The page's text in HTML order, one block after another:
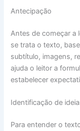
Antecipação
Antes de começar a
se trata o texto,
subtítulo, imagens,
ajuda o leitor a
estabelecer
Identificação de
Para entender o